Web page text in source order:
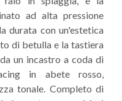
ad alta pressione
durata con un'estetica
di betulla e la tastiera
un incastro a coda di
in abete rosso,
tonale. Completo di